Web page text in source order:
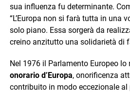
sua influenza fu determinante.
“L’Europa non si farà tutta in una
solo piano. Essa sorgerà da
creino anzitutto una solidarietà di
Nel 1976 il Parlamento Europeo lo
onorario d’Europa, onorificenza
contribuito in modo eccezionale al